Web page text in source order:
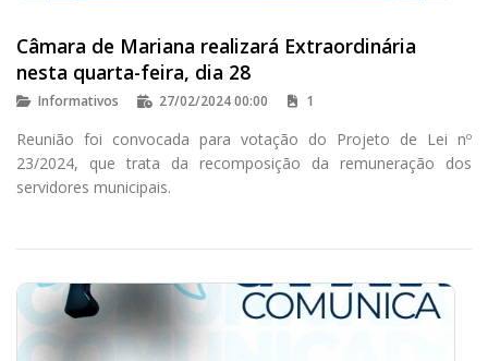
Câmara de Mariana realizará Extraordinária
nesta quarta-feira, dia 28
Informativos 27/02/2024 00:00 1
Reunião foi convocada para votação do Projeto de Lei nº
23/2024, que trata da recomposição da remuneração dos
servidores municipais.